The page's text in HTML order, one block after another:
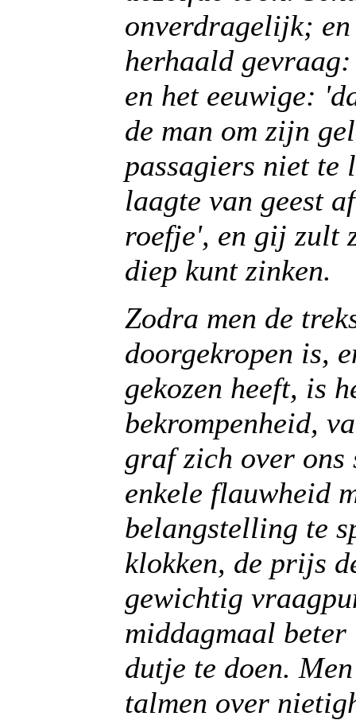
onverdragelijk;
herhaald
en het eeuwige:
de man om zijn
passagiers niet
laagte van geest
roefje', en gij zult
diep kunt zinken.
Zodra men de
doorgekropen is,
gekozen heeft, is
bekrompenheid,
graf zich over ons
enkele flauwheid
belangstelling te
klokken, de prijs
gewichtig
middagmaal
dutje te doen.
talmen over